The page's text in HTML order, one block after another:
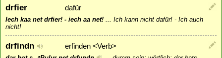
drfier dafür
Iech kaa net drfier! - iech aa net! ... Ich kann nicht dafür! - Ich auch
nicht!
drfindn erfinden <Verb>